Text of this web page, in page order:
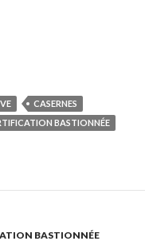
CASERNES
BASTIONNÉE
BASTIONNÉE